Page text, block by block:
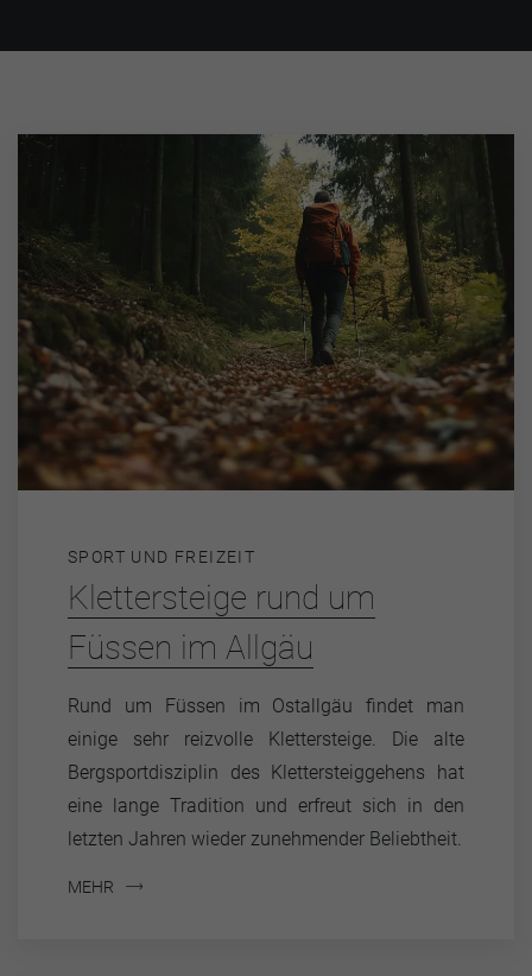
SPORT UND FREIZEIT
Klettersteige rund um
Füssen im Allgäu
Rund um Füssen im Ostallgäu findet man
einige sehr reizvolle Klettersteige. Die alte
Bergsportdisziplin des Klettersteiggehens hat
eine lange Tradition und erfreut sich in den
letzten Jahren wieder zunehmender Beliebtheit.
MEHR